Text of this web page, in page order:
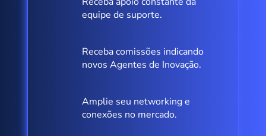
equipe de suporte.
Receba comissões indicando
novos Agentes de Inovação.
Amplie seu networking e
conexões no mercado.